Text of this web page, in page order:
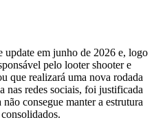
em junho de 2026 e, logo
pelo looter shooter e
que realizará uma nova rodada
nas redes sociais, foi justificada
consegue manter a estrutura